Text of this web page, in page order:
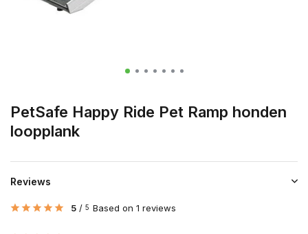
PetSafe Happy Ride Pet Ramp honden
loopplank
Reviews
5 / 5 Based on 1 reviews